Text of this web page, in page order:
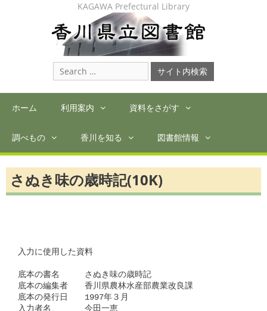
KAGAWA Prefectural Library
Search
for:
ホーム 利用案内 資料をさがす
調べもの 香川を知る 図書館情報
さぬき味の歳時記(10K)
入力に使用した資料
底本の書名　　　さぬき味の歳時記
底本の編集者　　香川県農林水産部農業改良課
底本の発行日　　1997年３月
入力者名　　　　今田一恵